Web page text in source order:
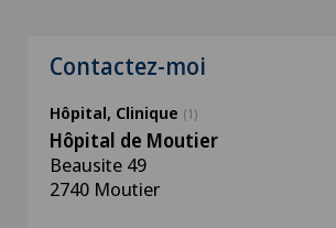
Contactez-moi
Hôpital, Clinique (1)
Hôpital de Moutier
Beausite 49
2740 Moutier